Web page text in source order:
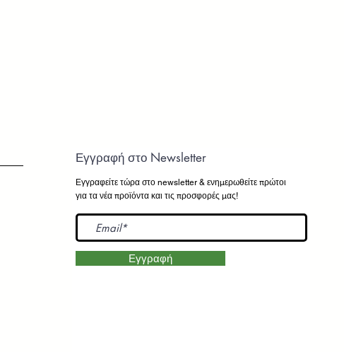
Εγγραφή στο Newsletter
Εγγραφείτε τώρα στο newsletter & ενημερωθείτε πρώτοι
για τα νέα προϊόντα και τις προσφορές μας!
Εγγραφή